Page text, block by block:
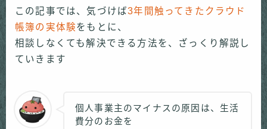
この記事では、気づけば3年間触ってきたクラウド
帳簿の実体験をもとに、
相談しなくても解決できる方法を、ざっくり解説し
ていきます
個人事業主のマイナスの原因は、生活
費分のお金を